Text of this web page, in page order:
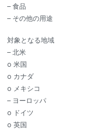
– 食品
– その他の用途
対象となる地域
– 北米
o 米国
o カナダ
o メキシコ
– ヨーロッパ
o ドイツ
o 英国